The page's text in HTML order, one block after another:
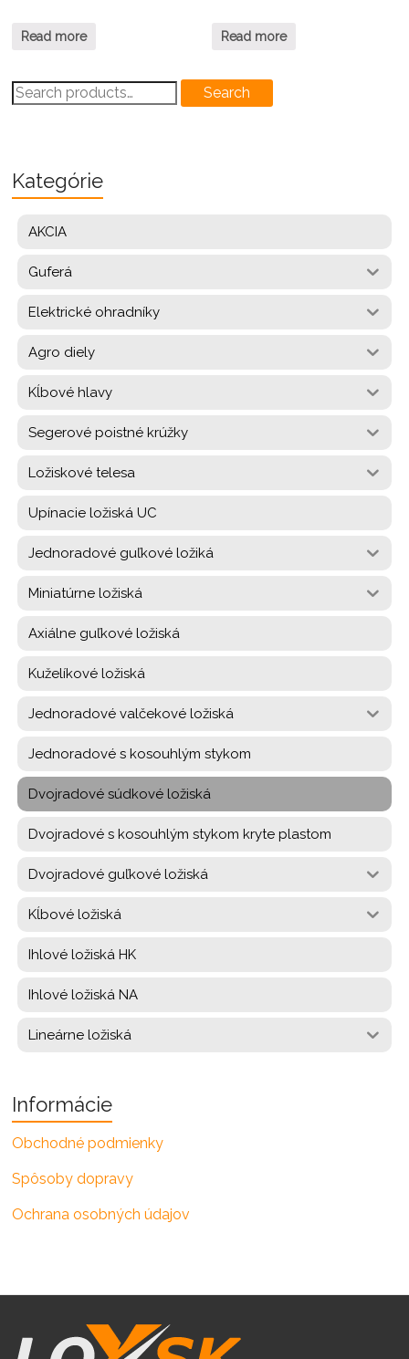
Read more Read more
Search
for:
Search
Kategórie
AKCIA
Guferá
Elektrické ohradníky
Agro diely
Kĺbové hlavy
Segerové poistné krúžky
Ložiskové telesa
Upínacie ložiská UC
Jednoradové guľkové ložiká
Miniatúrne ložiská
Axiálne guľkové ložiská
Kuželíkové ložiská
Jednoradové valčekové ložiská
Jednoradové s kosouhlým stykom
Dvojradové súdkové ložiská
Dvojradové s kosouhlým stykom kryte plastom
Dvojradové guľkové ložiská
Kĺbové ložiská
Ihlové ložiská HK
Ihlové ložiská NA
Lineárne ložiská
Informácie
Obchodné podmienky
Spôsoby dopravy
Ochrana osobných údajov